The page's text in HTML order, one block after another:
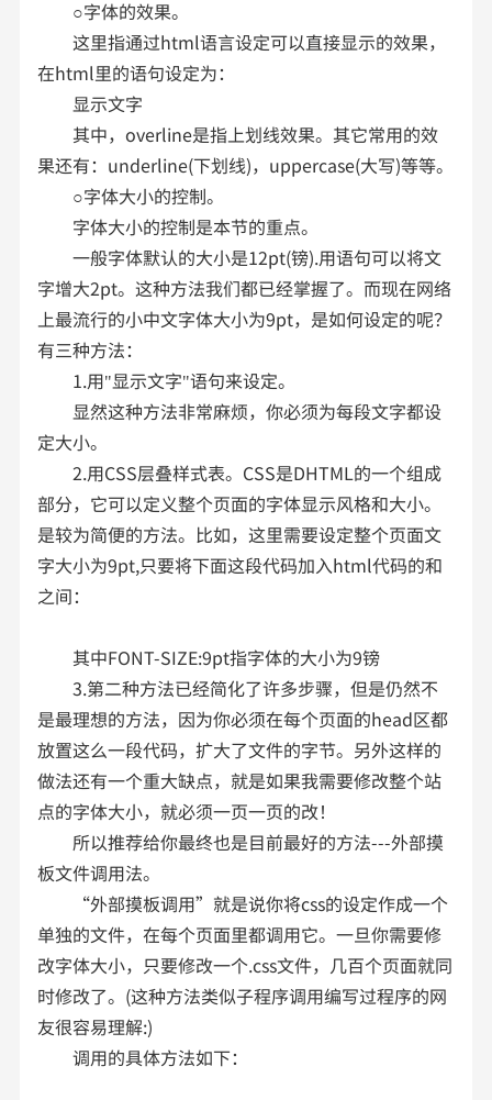
○字体的效果。
这里指通过html语言设定可以直接显示的效果，
在html里的语句设定为：
显示文字
其中，overline是指上划线效果。其它常用的效
果还有：underline(下划线)，uppercase(大写)等等。
○字体大小的控制。
字体大小的控制是本节的重点。
一般字体默认的大小是12pt(镑).用语句可以将文
字增大2pt。这种方法我们都已经掌握了。而现在网络
上最流行的小中文字体大小为9pt，是如何设定的呢？
有三种方法：
1.用"显示文字"语句来设定。
显然这种方法非常麻烦，你必须为每段文字都设
定大小。
2.用CSS层叠样式表。CSS是DHTML的一个组成
部分，它可以定义整个页面的字体显示风格和大小。
是较为简便的方法。比如，这里需要设定整个页面文
字大小为9pt,只要将下面这段代码加入html代码的和
之间：
其中FONT-SIZE:9pt指字体的大小为9镑
3.第二种方法已经简化了许多步骤，但是仍然不
是最理想的方法，因为你必须在每个页面的head区都
放置这么一段代码，扩大了文件的字节。另外这样的
做法还有一个重大缺点，就是如果我需要修改整个站
点的字体大小，就必须一页一页的改！
所以推荐给你最终也是目前最好的方法---外部摸
板文件调用法。
“外部摸板调用”就是说你将css的设定作成一个
单独的文件，在每个页面里都调用它。一旦你需要修
改字体大小，只要修改一个.css文件，几百个页面就同
时修改了。(这种方法类似子程序调用编写过程序的网
友很容易理解:)
调用的具体方法如下：